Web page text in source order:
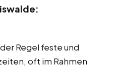
Regel feste und
oft im Rahmen